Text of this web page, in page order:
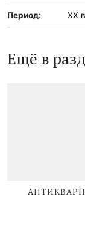
Период: XX
Ещё в